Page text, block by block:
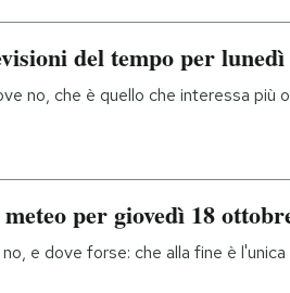
del tempo per
no, che è quello che interessa più
per giovedì 18
e dove forse: che alla fine è